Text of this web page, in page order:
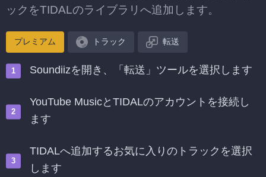
ックをTIDALのライブラリへ追加します。
プレミアム トラック 転送
Soundiizを開き、「転送」ツールを選択します
YouTube MusicとTIDALのアカウントを接続し
ます
TIDALへ追加するお気に入りのトラックを選択
します